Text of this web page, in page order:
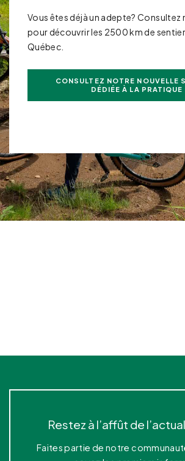
Vous êtes déjà un adepte? Consultez
pour découvrir les 2500 km de
Québec.
CONSULTEZ NOTRE NOUVELLE
DÉDIÉE À LA PRATIQUE
Restez à l’affût de
Faites partie de notre